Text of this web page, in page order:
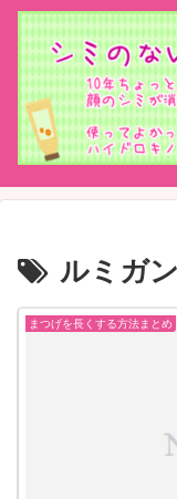
ルミガ
まつげを長くする方法まとめ